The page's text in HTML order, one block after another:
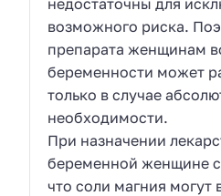
возможного риска.
препарата женщинам
беременности может
только в случае
необходимости.
При назначении
беременной женщине
что соли магния могут